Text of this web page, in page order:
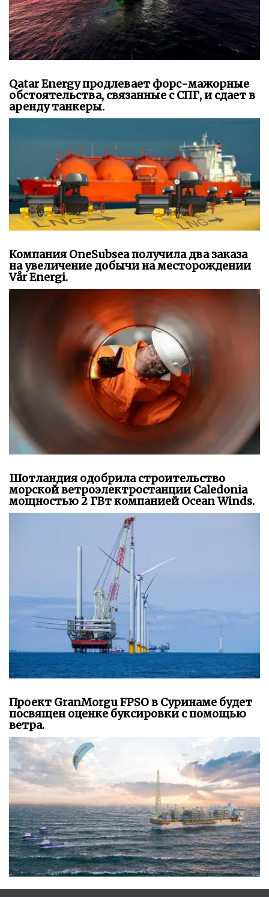
Qatar Energy продлевает форс-мажорные
обстоятельства, связанные с СПГ, и сдает в
аренду танкеры.
Компания OneSubsea получила два заказа
на увеличение добычи на месторождении
Vår Energi.
Шотландия одобрила строительство
морской ветроэлектростанции Caledonia
мощностью 2 ГВт компанией Ocean Winds.
Проект GranMorgu FPSO в Суринаме будет
посвящен оценке буксировки с помощью
ветра.